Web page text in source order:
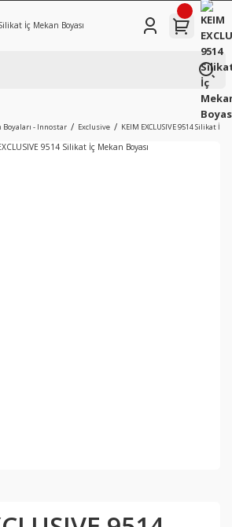
Boyaları - Innostar Exclusive KEIM EXCLUSIVE 9514 Silikat İç